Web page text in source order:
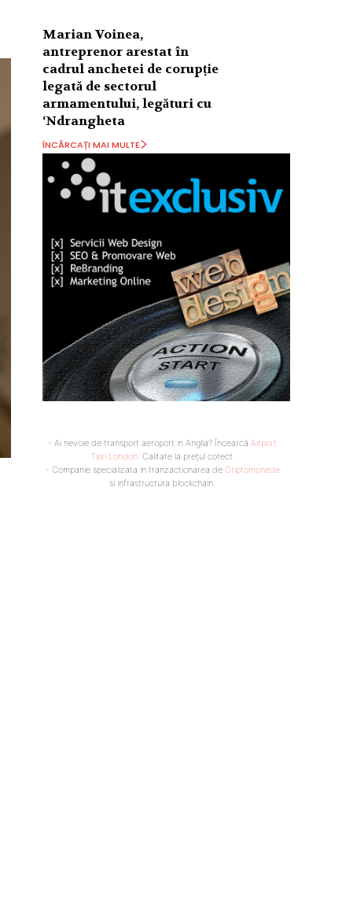
Marian Voinea,
antreprenor arestat în
cadrul anchetei de corupție
legată de sectorul
armamentului, legături cu
‘Ndrangheta
ÎNCĂRCAȚI MAI MULTE
- Ai nevoie de transport aeroport in Anglia? Încearcă Airport
Taxi London. Calitate la prețul corect.
- Companie specializata in tranzactionarea de Criptomonede
si infrastructura blockchain.